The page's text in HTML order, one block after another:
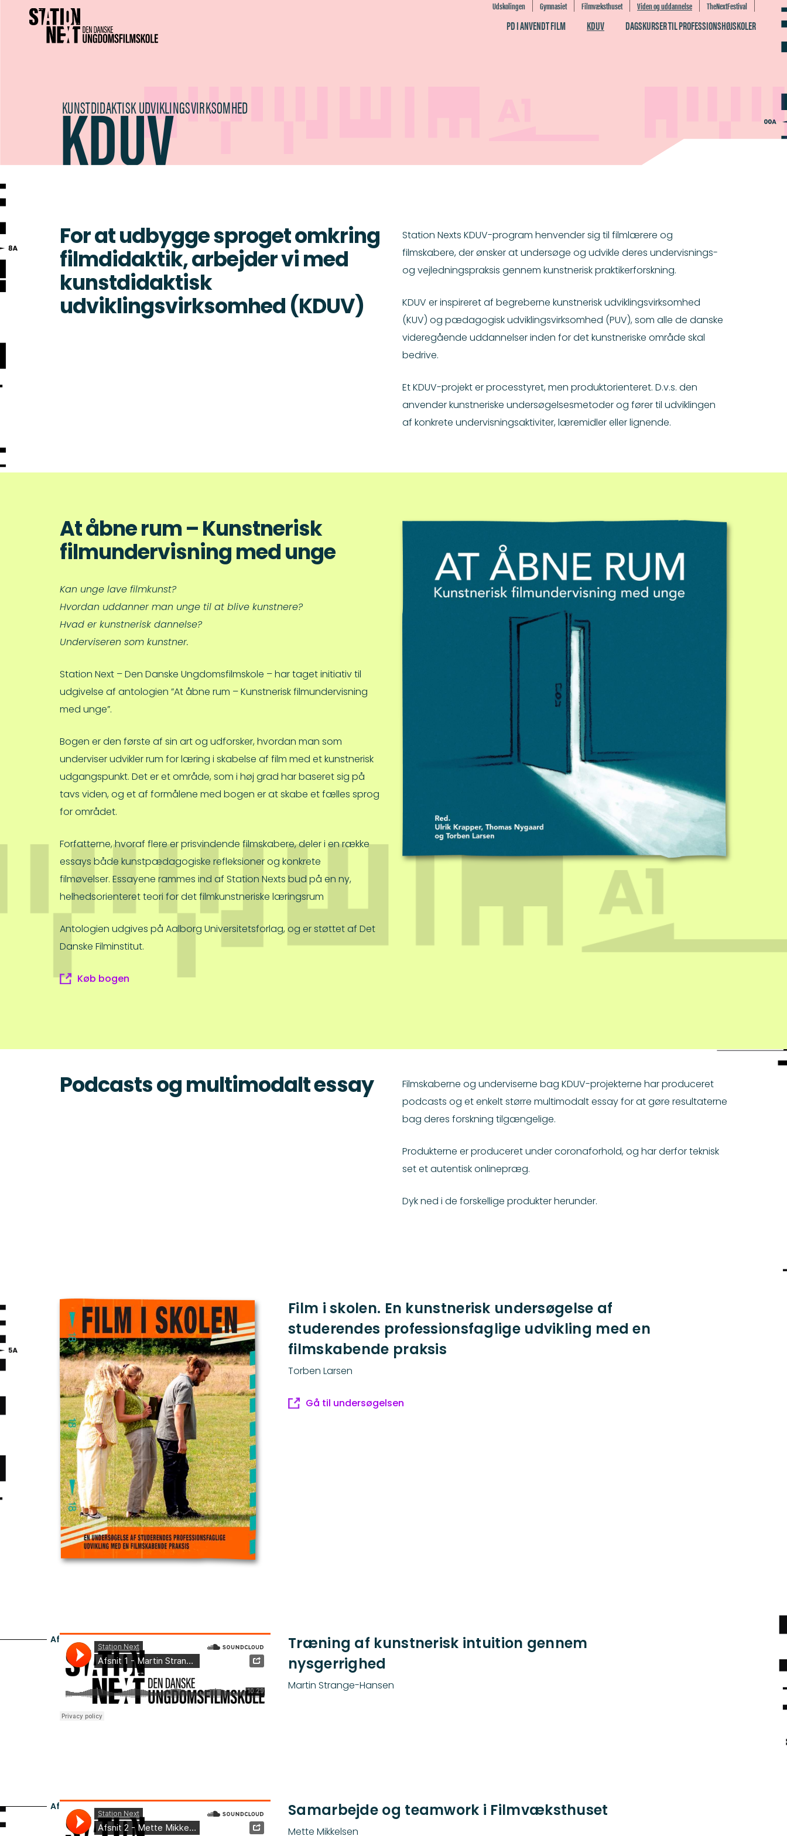
Udskolingen Gymnasiet Filmvæksthuset Viden og uddannelse TheNextFestival
PD I ANVENDT FILM KDUV DAGSKURSER TIL PROFESSIONSHØJSKOLER
KUNSTDIDAKTISK UDVIKLINGSVIRKSOMHED
KDUV
For at udbygge sproget omkring
filmdidaktik, arbejder vi med
kunstdidaktisk
udviklingsvirksomhed (KDUV)
Station Nexts KDUV-program henvender sig til filmlærere og
filmskabere, der ønsker at undersøge og udvikle deres undervisnings-
og vejledningspraksis gennem kunstnerisk praktikerforskning.
KDUV er inspireret af begreberne kunstnerisk udviklingsvirksomhed
(KUV) og pædagogisk udviklingsvirksomhed (PUV), som alle de danske
videregående uddannelser inden for det kunstneriske område skal
bedrive.
Et KDUV-projekt er processtyret, men produktorienteret. D.v.s. den
anvender kunstneriske undersøgelsesmetoder og fører til udviklingen
af konkrete undervisningsaktiviter, læremidler eller lignende.
At åbne rum – Kunstnerisk
filmundervisning med unge
Kan unge lave filmkunst?
Hvordan uddanner man unge til at blive kunstnere?
Hvad er kunstnerisk dannelse?
Underviseren som kunstner.
Station Next – Den Danske Ungdomsfilmskole – har taget initiativ til
udgivelse af antologien ”At åbne rum – Kunstnerisk filmundervisning
med unge”.
Bogen er den første af sin art og udforsker, hvordan man som
underviser udvikler rum for læring i skabelse af film med et kunstnerisk
udgangspunkt. Det er et område, som i høj grad har baseret sig på
tavs viden, og et af formålene med bogen er at skabe et fælles sprog
for området.
Forfatterne, hvoraf flere er prisvindende filmskabere, deler i en række
essays både kunstpædagogiske refleksioner og konkrete
filmøvelser. Essayene rammes ind af Station Nexts bud på en ny,
helhedsorienteret teori for det filmkunstneriske læringsrum
Antologien udgives på Aalborg Universitetsforlag, og er støttet af Det
Danske Filminstitut.
Køb bogen
Podcasts og multimodalt essay
Filmskaberne og underviserne bag KDUV-projekterne har produceret
podcasts og et enkelt større multimodalt essay for at gøre resultaterne
bag deres forskning tilgængelige.
Produkterne er produceret under coronaforhold, og har derfor teknisk
set et autentisk onlinepræg.
Dyk ned i de forskellige produkter herunder.
Film i skolen. En kunstnerisk undersøgelse af
studerendes professionsfaglige udvikling med en
filmskabende praksis
Torben Larsen
Gå til undersøgelsen
Afsnit 1
Træning af kunstnerisk intuition gennem
nysgerrighed
Martin Strange-Hansen
Afsnit 2 Samarbejde og teamwork i Filmvæksthuset
Mette Mikkelsen